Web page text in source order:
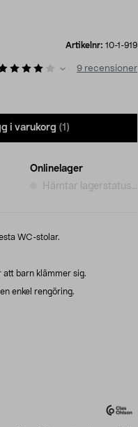
Artikelnr: 10-1-919
9 recensioner
i varukorg (1)
Onlinelager
Hämtar lagerstatus...
WC-stolar.
att barn klämmer sig.
enkel rengöring.